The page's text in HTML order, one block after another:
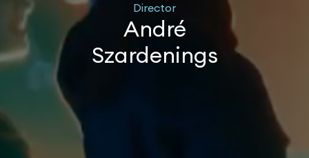
Director
André
Szardenings